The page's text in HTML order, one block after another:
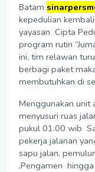
Batam
kepedulian
yayasan Cipta
program rutin
ini, tim relawan
berbagi paket
membutuhkan di
Menggunakan unit
menyusuri ruas
pukul 01.00 wib
pekerja jalanan
sapu jalan,
,Pengamen